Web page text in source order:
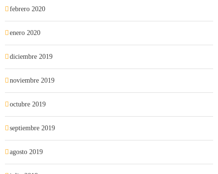
febrero 2020
enero 2020
diciembre 2019
noviembre 2019
octubre 2019
septiembre 2019
agosto 2019